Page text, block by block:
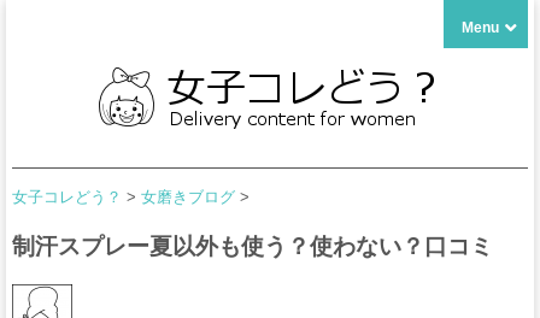
Menu
女子コレどう？ > 女磨きブログ >
制汗スプレー夏以外も使う？使わない？口コミ